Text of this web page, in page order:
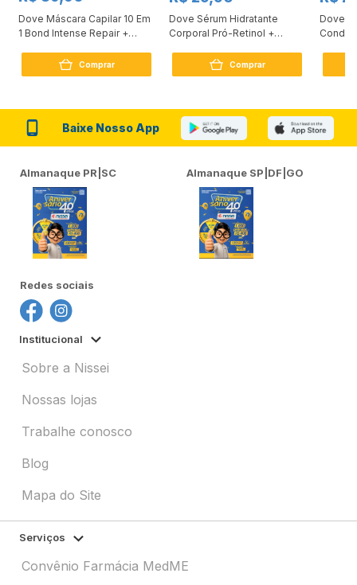
Dove Máscara Capilar 10 Em
1 Bond Intense Repair +
Comprar
Dove Sérum Hidratante
Corporal Pró-Retinol +
Comprar
Dove
Baixe Nosso App
Almanaque PR|SC Almanaque SP|DF|GO
Redes sociais
Institucional
Sobre a Nissei
Nossas lojas
Trabalhe conosco
Blog
Mapa do Site
Serviços
Convênio Farmácia MedME